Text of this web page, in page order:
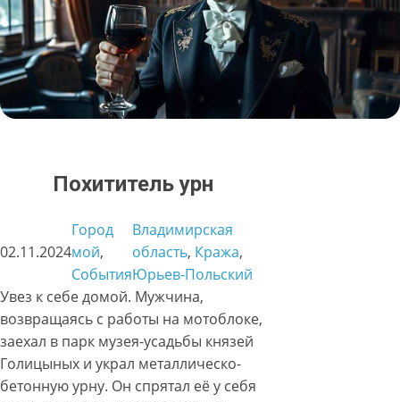
Похититель урн
02.11.2024
Город
мой
События
Владимирская
область, Кража
Юрьев-Польский
Увез к себе домой. Мужчина,
возвращаясь с работы на мотоблоке,
заехал в парк музея-усадьбы князей
Голицыных и украл металлическо-
бетонную урну. Он спрятал её у себя